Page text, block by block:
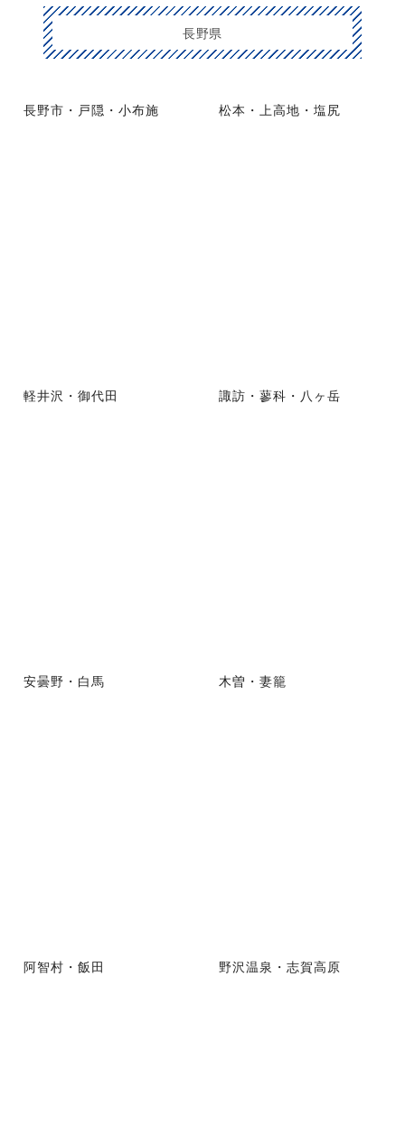
長野県
長野市・戸隠・小布施 松本・上高地・塩尻
軽井沢・御代田 諏訪・蓼科・八ヶ岳
安曇野・白馬 木曽・妻籠
阿智村・飯田 野沢温泉・志賀高原